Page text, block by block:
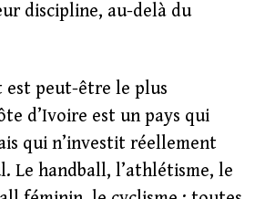
discipline, au-delà du
est peut-être le plus
d’Ivoire est un pays qui
qui n’investit réellement
Le handball, l’athlétisme, le